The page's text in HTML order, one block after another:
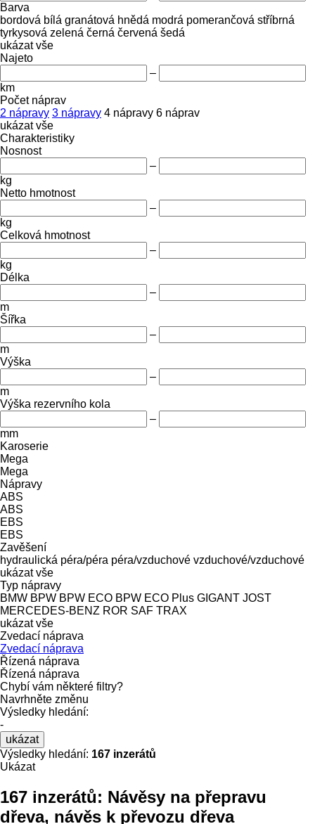
Barva
bordová bílá granátová hnědá modrá pomerančová stříbrná
tyrkysová zelená černá červená šedá
ukázat vše
Najeto
–
km
Počet náprav
2 nápravy 3 nápravy 4 nápravy 6 náprav
ukázat vše
Charakteristiky
Nosnost
–
kg
Netto hmotnost
–
kg
Celková hmotnost
–
kg
Délka
–
m
Šířka
–
m
Výška
–
m
Výška rezervního kola
–
mm
Karoserie
Mega
Mega
Nápravy
ABS
ABS
EBS
EBS
Zavěšení
hydraulická péra/péra péra/vzduchové vzduchové/vzduchové
ukázat vše
Typ nápravy
BMW BPW BPW ECO BPW ECO Plus GIGANT JOST
MERCEDES-BENZ ROR SAF TRAX
ukázat vše
Zvedací náprava
Zvedací náprava
Řízená náprava
Řízená náprava
Chybí vám některé filtry?
Navrhněte změnu
Výsledky hledání:
-
ukázat
Výsledky hledání: 167 inzerátů
Ukázat
167 inzerátů: Návěsy na přepravu
dřeva, návěs k převozu dřeva